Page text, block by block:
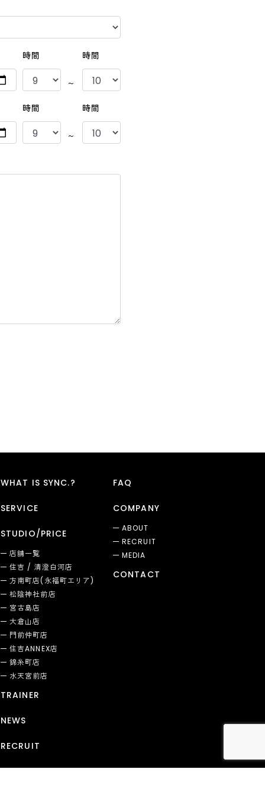
時間
～
時間
時間
～
時間
WHAT IS SYNC.?
SERVICE
STUDIO/PRICE
店舗一覧
住吉 / 清澄白河店
方南町店(永福町エリア)
松陰神社前店
宮古島店
大倉山店
門前仲町店
住吉ANNEX店
錦糸町店
水天宮前店
TRAINER
NEWS
RECRUIT
FAQ
COMPANY
ABOUT
RECRUIT
MEDIA
CONTACT